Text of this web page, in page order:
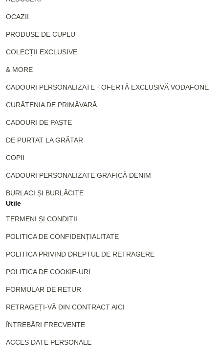
OCAZII
PRODUSE DE CUPLU
COLECȚII EXCLUSIVE
& MORE
CADOURI PERSONALIZATE - OFERTĂ EXCLUSIVĂ VODAFONE
CURĂȚENIA DE PRIMĂVARĂ
CADOURI DE PAȘTE
DE PURTAT LA GRĂTAR
COPII
CADOURI PERSONALIZATE GRAFICĂ DENIM
BURLACI ȘI BURLĂCIȚE
Utile
TERMENI ȘI CONDIȚII
POLITICA DE CONFIDENȚIALITATE
POLITICA PRIVIND DREPTUL DE RETRAGERE
POLITICA DE COOKIE-URI
FORMULAR DE RETUR
RETRAGEȚI-VĂ DIN CONTRACT AICI
ÎNTREBĂRI FRECVENTE
ACCES DATE PERSONALE